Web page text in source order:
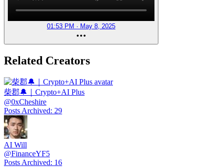
01:53 PM · May 8, 2025
Related Creators
柴郡🔔｜Crypto+AI Plus
@0xCheshire
Posts Archived: 29
AI Will
@FinanceYF5
Posts Archived: 16